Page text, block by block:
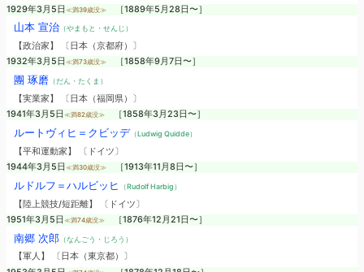
1929年3月5日 ≪満39歳没≫ ［1889年5月28日〜］
山本 宣治（やまもと・せんじ）
【政治家】 〔日本（京都府）〕
1932年3月5日 ≪満73歳没≫ ［1858年9月7日〜］
團 琢磨（だん・たくま）
【実業家】 〔日本（福岡県）〕
1941年3月5日 ≪満82歳没≫ ［1858年3月23日〜］
ルートヴィヒ＝クビッデ（Ludwig Quidde）
【平和運動家】 〔ドイツ〕
1944年3月5日 ≪満30歳没≫ ［1913年11月8日〜］
ルドルフ＝ハルビッヒ （Rudolf Harbig）
【陸上競技/短距離】 〔ドイツ〕
1951年3月5日 ≪満74歳没≫ ［1876年12月21日〜］
南郷 次郎（なんごう・じろう）
【軍人】 〔日本（東京都）〕